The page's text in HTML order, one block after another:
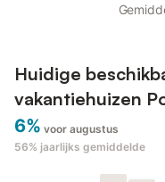
Huidige
vakantiehuizen
6% voor augustus
56% jaarlijks gemiddelde